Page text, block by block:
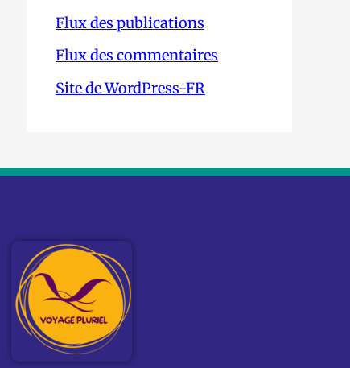
Flux des publications
Flux des commentaires
Site de WordPress-FR